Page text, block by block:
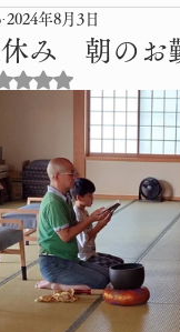
令和4年
休み 朝のお
2024年8月3日
5つ星のうちNaNと評